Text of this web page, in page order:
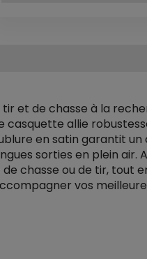
et de chasse à la
casquette allie
en satin garantit
sorties en plein air.
chasse ou de tir, tout
vos